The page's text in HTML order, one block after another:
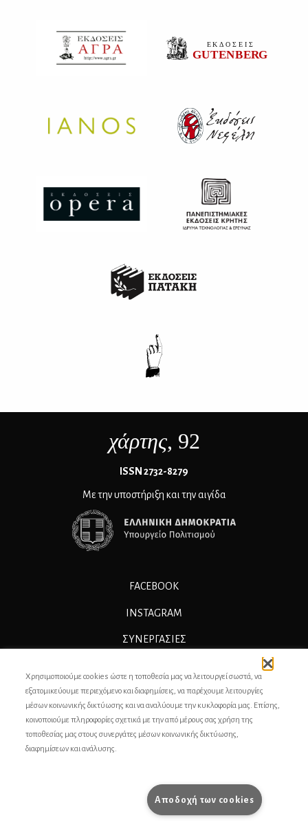
χάρτης, 92
ΙSSN 2732-8279
Με την υποστήριξη και την αιγίδα
FACEBOOK
INSTAGRAM
ΣΥΝΕΡΓΑΣΊΕΣ
ΕΠΙΚΟΙΝΩΝΙΑ
ΣΥΝΤΕΛΕΣΤΕΣ
ΟΡΟΙ ΧΡΗΣΗΣ
Χρησιμοποιούμε cookies ώστε η τοποθεσία μας να λειτουργεί σωστά, να
εξατομικεύουμε περιεχόμενο και διαφημίσεις, να παρέχουμε λειτουργίες
μέσων κοινωνικής δικτύωσης και να αναλύουμε την κυκλοφορία μας. Επίσης,
κοινοποιούμε πληροφορίες σχετικά με την από μέρους σας χρήση της
τοποθεσίας μας στους συνεργάτες μέσων κοινωνικής δικτύωσης,
διαφημίσεων και ανάλυσης.
Αποδοχή των cookies